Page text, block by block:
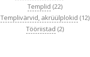
Templid (22)
Templivärvid, akrüülplokid (12)
Tööriistad (2)